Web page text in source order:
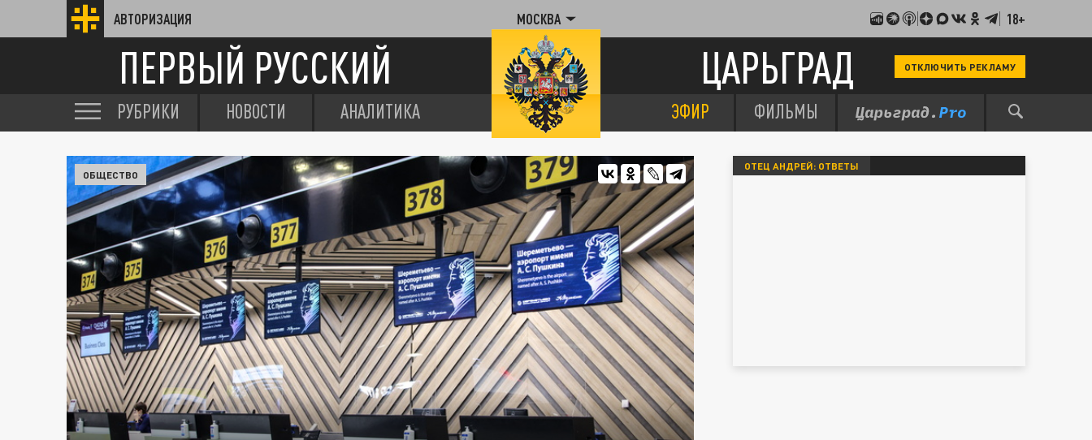
АВТОРИЗАЦИЯ МОСКВА 18+
ПЕРВЫЙ РУССКИЙ ЦАРЬГРАД ОТКЛЮЧИТЬ РЕКЛАМУ
РУБРИКИ НОВОСТИ АНАЛИТИКА ЭФИР ФИЛЬМЫ
ОБЩЕСТВО
ОТЕЦ АНДРЕЙ: ОТВЕТЫ